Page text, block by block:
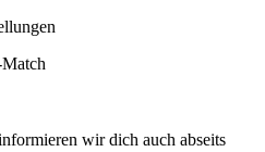
wir dich auch abseits